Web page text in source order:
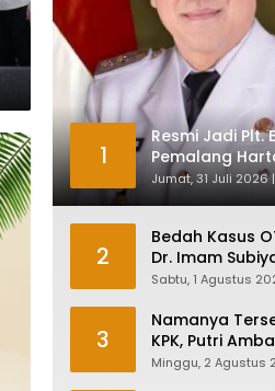
1
Resmi Jadi Plt.
Pemalang
Nurkholes
Jumat, 31 Juli 2026
2
Bedah Kasus
Dr. Imam
Hukum
Sabtu, 1 Agustus
3
Namanya
KPK, Putri
Hanya
Minggu, 2 Agustus